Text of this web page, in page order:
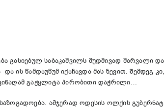
გასიებულ საბაკაშვილს მუდმივად შარვალი
ის წამდაუწუმ იქაჩავდა მას ზევით. შემდეგ
გაჭყლიტა პირობითი დაჭრილი…
ამჯერად ოდესის ოლქის